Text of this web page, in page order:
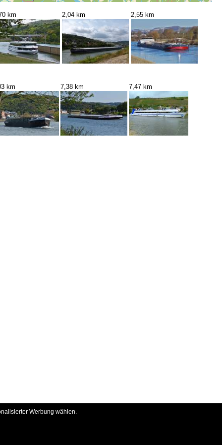
km 2,04 km 2,55 km
km 7,38 km 7,47 km
Werbung wählen.